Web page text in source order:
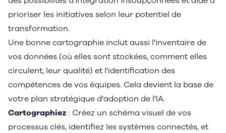
prioriser les initiatives selon leur potentiel de
transformation.
Une bonne cartographie inclut aussi l'inventaire de
vos données (où elles sont stockées, comment elles
circulent, leur qualité) et l'identification des
compétences de vos équipes. Cela devient la base de
votre plan stratégique d'adoption de l'IA.
Cartographiez : Créez un schéma visuel de vos
processus clés, identifiez les systèmes connectés, et